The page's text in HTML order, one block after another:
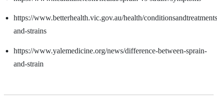
https://www.betterhealth.vic.gov.au/health/
and-strains
https://www.yalemedicine.org/news/difference-between-sprain-
and-strain